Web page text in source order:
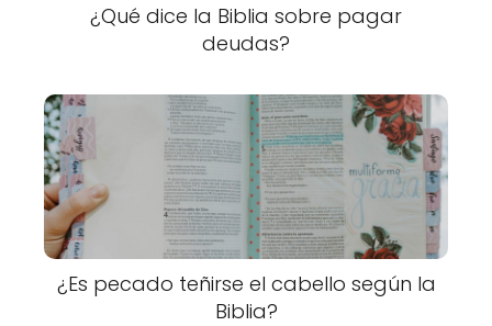
¿Qué dice la Biblia sobre pagar
deudas?
¿Es pecado teñirse el cabello según la
Biblia?